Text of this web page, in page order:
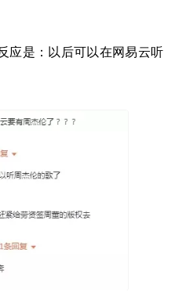
应是：以后可以在网易云听